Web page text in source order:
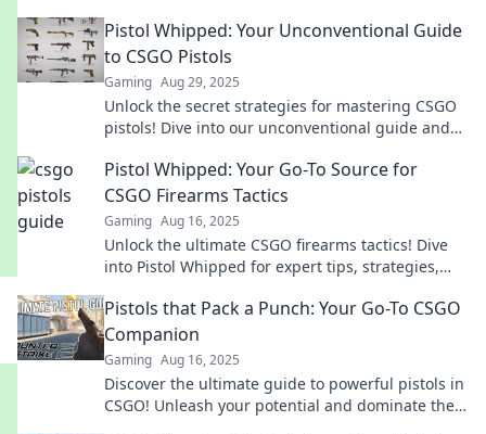
Pistol Whipped: Your Unconventional Guide
to CSGO Pistols
Gaming Aug 29, 2025
Unlock the secret strategies for mastering CSGO
pistols! Dive into our unconventional guide and
Pistol Whipped: Your Go-To Source for
CSGO Firearms Tactics
Gaming Aug 16, 2025
Unlock the ultimate CSGO firearms tactics! Dive
into Pistol Whipped for expert tips, strategies,
matches!
Pistols that Pack a Punch: Your Go-To CSGO
Companion
Gaming Aug 16, 2025
Discover the ultimate guide to powerful pistols in
CSGO! Unleash your potential and dominate the